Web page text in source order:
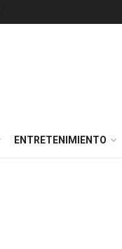
ENTRETENIMIENTO